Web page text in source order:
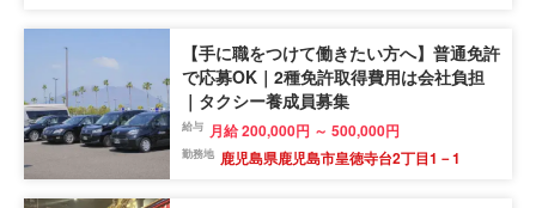
【手に職をつけて働きたい方へ】普通免許
で応募OK｜2種免許取得費用は会社負担
｜タクシー養成員募集
給与 月給 200,000円 ～ 500,000円
勤務地 鹿児島県鹿児島市皇徳寺台2丁目1－1